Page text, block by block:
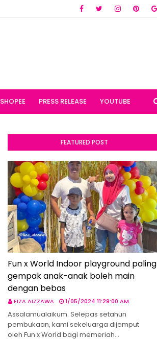
SHOPEE PRESS RELEASE YOUTUBE
FEATURED POST
Fun x World Indoor playground paling
gempak anak-anak boleh main
dengan bebas
FIZA AIZZAWA 1/05/2024 11:29:00 AM
Assalamualaikum. Selepas setahun
pembukaan, kami sekeluarga dijemput
oleh Fun x World bagi memeriah…